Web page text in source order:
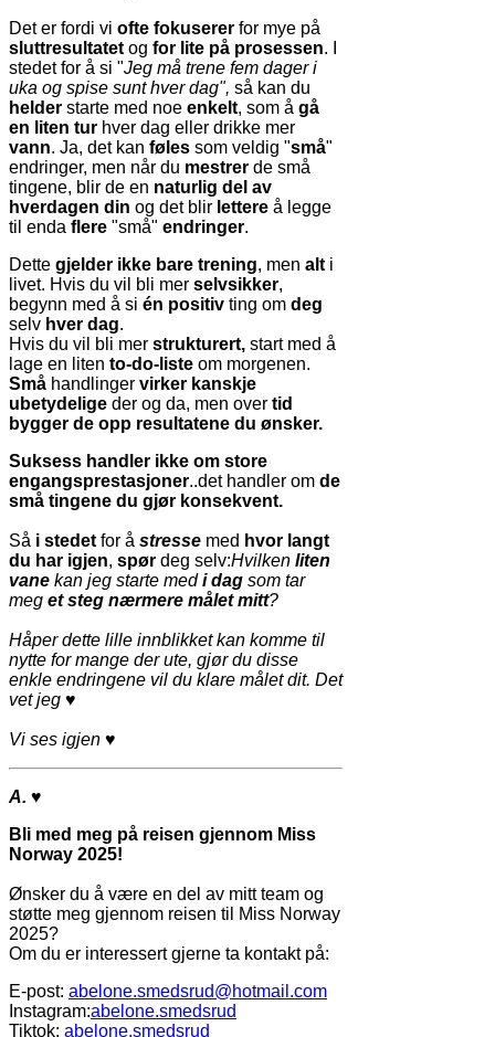
Det er fordi vi ofte fokuserer for mye på
sluttresultatet og for lite på prosessen. I
stedet for å si "Jeg må trene fem dager i
uka og spise sunt hver dag", så kan du
helder starte med noe enkelt, som å gå
en liten tur hver dag eller drikke mer
vann. Ja, det kan føles som veldig "små"
endringer, men når du mestrer de små
tingene, blir de en naturlig del av
hverdagen din og det blir lettere å legge
til enda flere "små" endringer.
Dette gjelder ikke bare trening, men alt i
livet. Hvis du vil bli mer selvsikker,
begynn med å si én positiv ting om deg
selv hver dag.
Hvis du vil bli mer strukturert, start med å
lage en liten to-do-liste om morgenen.
Små handlinger virker kanskje
ubetydelige der og da, men over tid
bygger de opp resultatene du ønsker.
Suksess handler ikke om store
engangsprestasjoner..det handler om de
små tingene du gjør konsekvent.
Så i stedet for å stresse med hvor langt
du har igjen, spør deg selv:Hvilken liten
vane kan jeg starte medi dag som tar
meg et steg nærmere målet mitt?
Håper dette lille innblikket kan komme til
nytte for mange der ute, gjør du disse
enkle endringene vil du klare målet dit. Det
vet jeg ♥
Vi ses igjen ♥
A. ♥
Bli med meg på reisen gjennom Miss
Norway 2025!
Ønsker du å være en del av mitt team og
støtte meg gjennom reisen til Miss Norway
2025?
Om du er interessert gjerne ta kontakt på:
E-post: abelone.smedsrud@hotmail.com
Instagram:abelone.smedsrud
Tiktok: abelone.smedsrud